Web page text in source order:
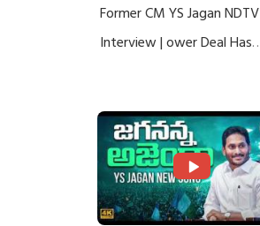
Former CM YS Jagan NDTV
Interview | ower Deal Has